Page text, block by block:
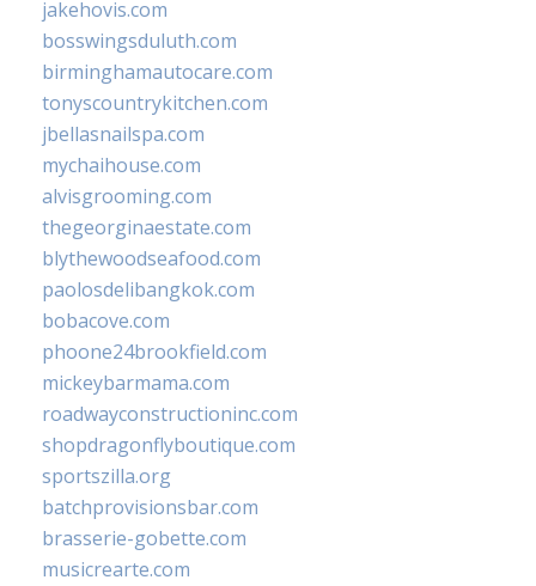
jakehovis.com
bosswingsduluth.com
birminghamautocare.com
tonyscountrykitchen.com
jbellasnailspa.com
mychaihouse.com
alvisgrooming.com
thegeorginaestate.com
blythewoodseafood.com
paolosdelibangkok.com
bobacove.com
phoone24brookfield.com
mickeybarmama.com
roadwayconstructioninc.com
shopdragonflyboutique.com
sportszilla.org
batchprovisionsbar.com
brasserie-gobette.com
musicrearte.com